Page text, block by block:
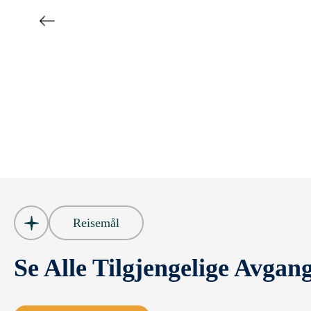
Reisemål
Se Alle Tilgjengelige